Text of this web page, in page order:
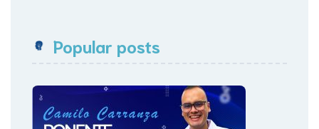
Popular posts